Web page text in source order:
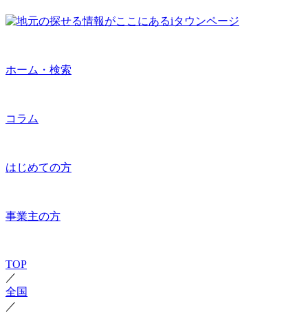
ホーム・検索
コラム
はじめての方
事業主の方
TOP
／
全国
／